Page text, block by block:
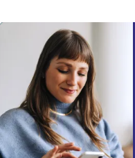
Recevoir
refurbed
Ne